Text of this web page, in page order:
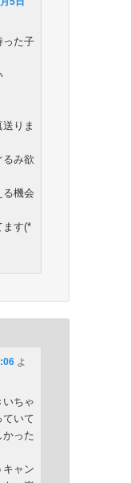
った子
りま
るみ欲
る機会
ます(*
よ
いちゃ
ていて
かった
キャン